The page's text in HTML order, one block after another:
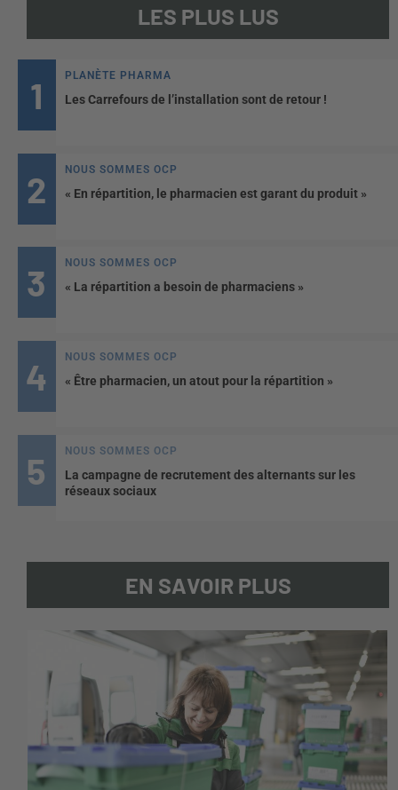
LES PLUS LUS
PLANÈTE PHARMA
Les Carrefours de l’installation sont de retour !
NOUS SOMMES OCP
« En répartition, le pharmacien est garant du produit »
NOUS SOMMES OCP
« La répartition a besoin de pharmaciens »
NOUS SOMMES OCP
« Être pharmacien, un atout pour la répartition »
NOUS SOMMES OCP
La campagne de recrutement des alternants sur les
réseaux sociaux
EN SAVOIR PLUS